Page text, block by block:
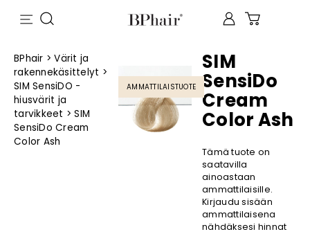
BPhair >Värit ja
rakennekäsittelyt >
SIM SensiDO -
hiusvärit ja
tarvikkeet >SIM
SensiDo Cream
Color Ash
AMMATTILAISTUOTE
SIM
SensiDo
Cream
Color Ash
Tämä tuote on
saatavilla
ainoastaan
ammattilaisille.
Kirjaudu sisään
ammattilaisena
nähdäksesi hinnat